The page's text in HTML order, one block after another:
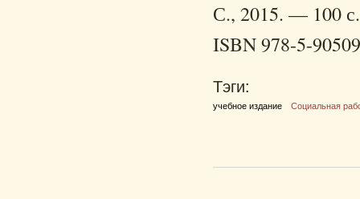
С., 2015. — 100 с.
ISBN 978-5-
Тэги:
учебное издание Социальная